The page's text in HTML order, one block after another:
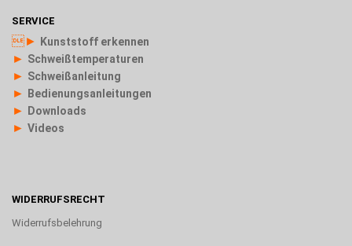
SERVICE
► Kunststoff erkennen
► Schweißtemperaturen
► Schweißanleitung
► Bedienungsanleitungen
► Downloads
► Videos
WIDERRUFSRECHT
Widerrufsbelehrung